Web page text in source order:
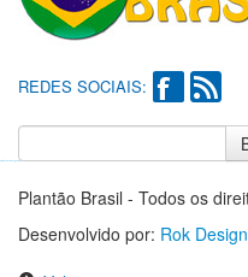
REDES SOCIAIS:
Plantão Brasil - Todos os
Desenvolvido por: Rok Design